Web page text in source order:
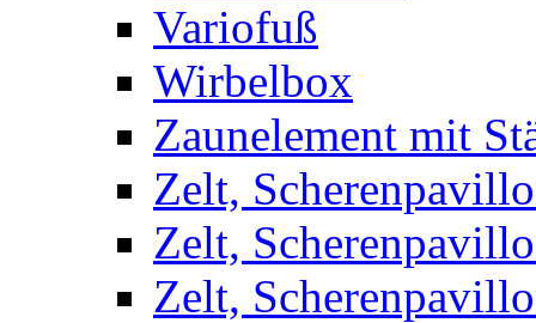
Variofuß
Wirbelbox
Zaunelement mit
Zelt,
Zelt,
Zelt,